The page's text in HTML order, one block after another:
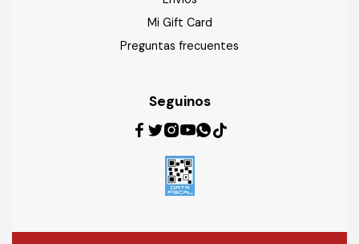
Mi Gift Card
Preguntas frecuentes
Seguinos